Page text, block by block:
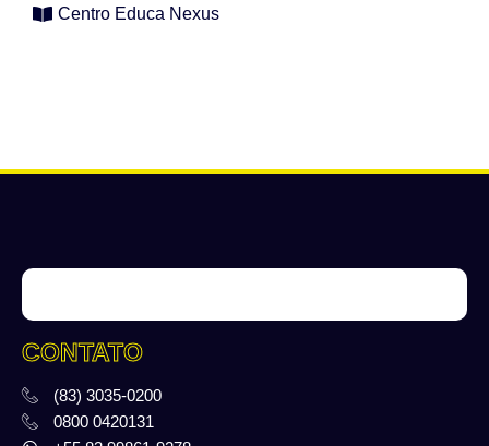
Centro Educa Nexus
CONTATO
(83) 3035-0200
0800 0420131